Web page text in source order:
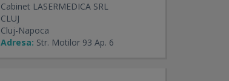
Cabinet LASERMEDICA SRL
CLUJ
Cluj-Napoca
Adresa: Str. Motilor 93 Ap. 6